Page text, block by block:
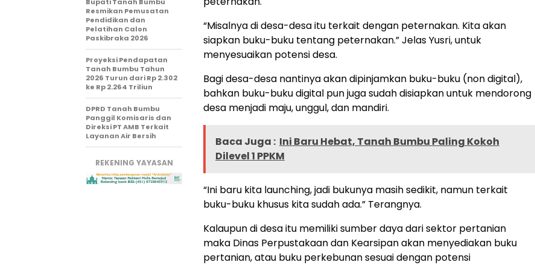
“Misalnya di desa-desa itu terkait dengan peternakan. Kita akan
siapkan buku-buku tentang peternakan.” Jelas Yusri, untuk
menyesuaikan potensi desa.
Bagi desa-desa nantinya akan dipinjamkan buku-buku (non digital),
bahkan buku-buku digital pun juga sudah disiapkan untuk mendorong
desa menjadi maju, unggul, dan mandiri.
Baca Juga : Ini Baru Hebat, Tanah Bumbu Paling Kokoh
Dilevel 1 PPKM
“Ini baru kita launching, jadi bukunya masih sedikit, namun terkait
buku-buku khusus kita sudah ada.” Terangnya.
Kalaupun di desa itu memiliki sumber daya dari sektor pertanian
maka Dinas Perpustakaan dan Kearsipan akan menyediakan buku
pertanian, atau buku perkebunan sesuai dengan potensi
Resmikan Pemusatan
Pendidikan dan
Pelatihan Calon
Paskibraka 2026
Proyeksi Pendapatan
Tanah Bumbu Tahun
2026 Turun dari Rp 2.302
ke Rp 2.264 Triliun
DPRD Tanah Bumbu
Panggil Komisaris dan
Direksi PT AMB Terkait
Layanan Air Bersih
REKENING YAYASAN